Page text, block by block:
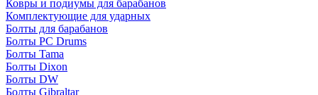
Ковры и подиумы для барабанов
Комплектующие для ударных
Болты для барабанов
Болты PC Drums
Болты Tama
Болты Dixon
Болты DW
Болты Gibraltar